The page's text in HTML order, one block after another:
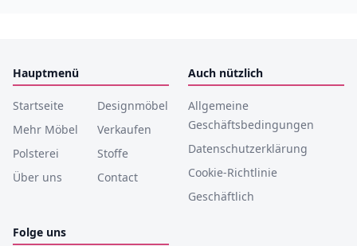
Hauptmenü
Startseite
Designmöbel
Mehr Möbel
Verkaufen
Polsterei
Stoffe
Über uns
Contact
Auch nützlich
Allgemeine
Geschäftsbedingungen
Datenschutzerklärung
Cookie-Richtlinie
Geschäftlich
Folge uns